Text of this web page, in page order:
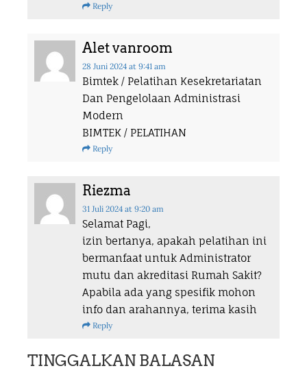
Reply
Alet vanroom
28 Juni 2024 at 9:41 am
Bimtek / Pelatihan Kesekretariatan
Dan Pengelolaan Administrasi
Modern
BIMTEK / PELATIHAN
Reply
Riezma
31 Juli 2024 at 9:20 am
Selamat Pagi,
izin bertanya, apakah pelatihan ini
bermanfaat untuk Administrator
mutu dan akreditasi Rumah Sakit?
Apabila ada yang spesifik mohon
info dan arahannya, terima kasih
Reply
TINGGALKAN BALASAN